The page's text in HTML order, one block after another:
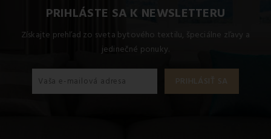
PRIHLÁSTE SA K NEWSLETTERU
Získajte prehľad zo sveta bytového textilu, špeciálne zľavy a
jedinečné ponuky.